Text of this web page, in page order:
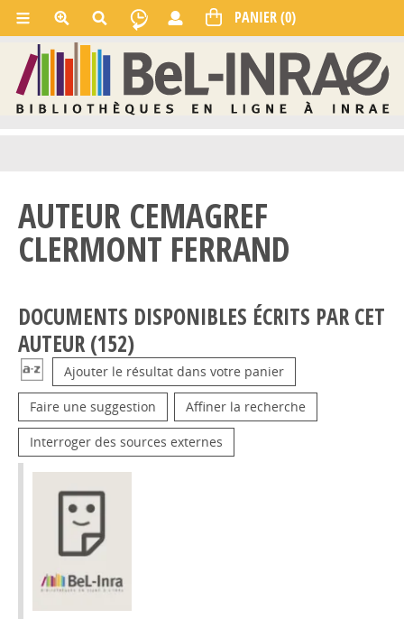
AUTEUR CEMAGREF
CLERMONT FERRAND
DOCUMENTS DISPONIBLES ÉCRITS PAR CET
AUTEUR (152)
Ajouter le résultat dans votre panier
Faire une suggestion Affiner la recherche
Interroger des sources externes